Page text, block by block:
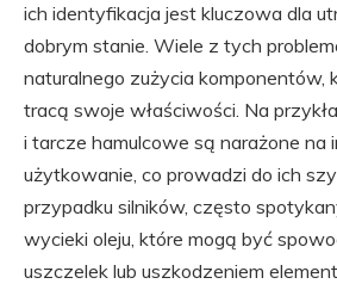
ich identyfikacja jest kluczowa dla
dobrym stanie. Wiele z tych
naturalnego zużycia komponentów,
tracą swoje właściwości. Na
i tarcze hamulcowe są narażone na
użytkowanie, co prowadzi do ich
przypadku silników, często
wycieki oleju, które mogą być
uszczelek lub uszkodzeniem